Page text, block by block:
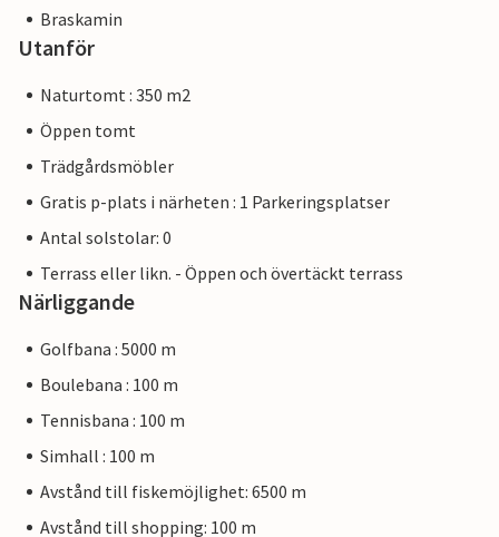
Braskamin
Utanför
Naturtomt : 350 m2
Öppen tomt
Trädgårdsmöbler
Gratis p-plats i närheten : 1 Parkeringsplatser
Antal solstolar: 0
Terrass eller likn. - Öppen och övertäckt terrass
Närliggande
Golfbana : 5000 m
Boulebana : 100 m
Tennisbana : 100 m
Simhall : 100 m
Avstånd till fiskemöjlighet: 6500 m
Avstånd till shopping: 100 m